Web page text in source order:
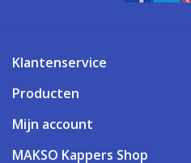
Klantenservice
Producten
Mijn account
MAKSO Kappers Shop